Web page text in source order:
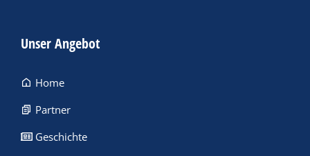
Unser Angebot
Home
Partner
Geschichte